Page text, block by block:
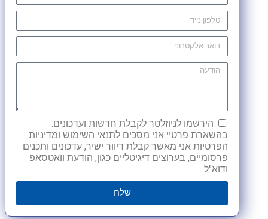
הירשמו לניוזלטר לקבלת חדשות ועדכונים.
בהשארת פרטיי אני מסכים לתנאי השימוש ומדיניות
הפרטיות אני מאשר קבלת דיוור ישיר, עדכונים ותכנים
פרסומיים, בערוצים דיגיטליים כגון, הודעת וואטסאפ
ודוא"ל.
שלח